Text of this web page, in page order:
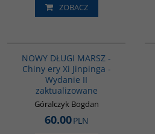
ZOBACZ
NOWY DŁUGI MARSZ -
Chiny ery Xi Jinpinga -
Wydanie II
zaktualizowane
Góralczyk Bogdan
60.00PLN